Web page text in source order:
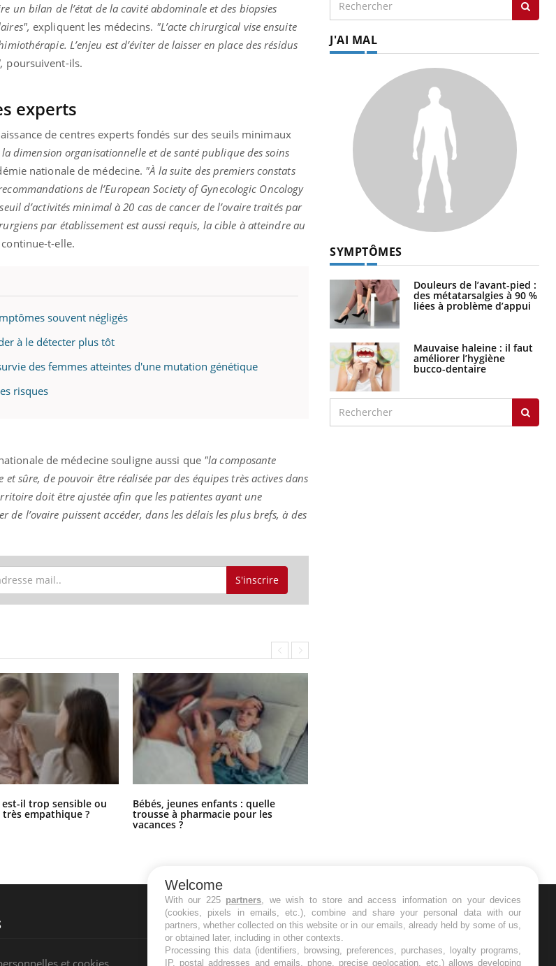
un bilan de l’état de la cavité abdominale et des biopsies
expliquent les médecins. "L’acte chirurgical vise ensuite
L’enjeu est d’éviter de laisser en place des résidus
poursuivent-ils.
experts
de centres experts fondés sur des seuils minimaux
dimension organisationnelle et de santé publique des soins
nationale de médecine. "À la suite des premiers constats
de l’European Society of Gynecologic Oncology
d’activités minimal à 20 cas de cancer de l’ovaire traités par
par établissement est aussi requis, la cible à atteindre au
continue-t-elle.
souvent négligés
à le détecter plus tôt
des femmes atteintes d'une mutation génétique
risques
de médecine souligne aussi que "la composante
sûre, de pouvoir être réalisée par des équipes très actives dans
doit être ajustée afin que les patientes ayant une
l’ovaire puissent accéder, dans les délais les plus brefs, à des
S'inscrire
il trop sensible ou
empathique ?
Bébés, jeunes enfants : quelle
trousse à pharmacie pour les
vacances ?
J'AI MAL
SYMPTÔMES
Douleurs de l’avant-pied :
des métatarsalgies à 90 %
liées à problème d’appui
Mauvaise haleine : il faut
améliorer l’hygiène
bucco-dentaire
et cookies
NEWSLETTER
Recevez toutes les semaines les meilleures
Welcome
With our 225 partners, we wish to store and access information on your devices
(cookies, pixels in emails, etc.), combine and share your personal data with our
partners, whether collected on this website or in our emails, already held by some of us,
or obtained later, including in other contexts.
Processing this data (identifiers, browsing, preferences, purchases, loyalty programs,
IP, postal addresses and emails, phone, precise geolocation, etc.) allows developing